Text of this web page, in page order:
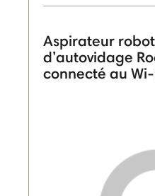
Aspirateur
d’autovidage
connecté au